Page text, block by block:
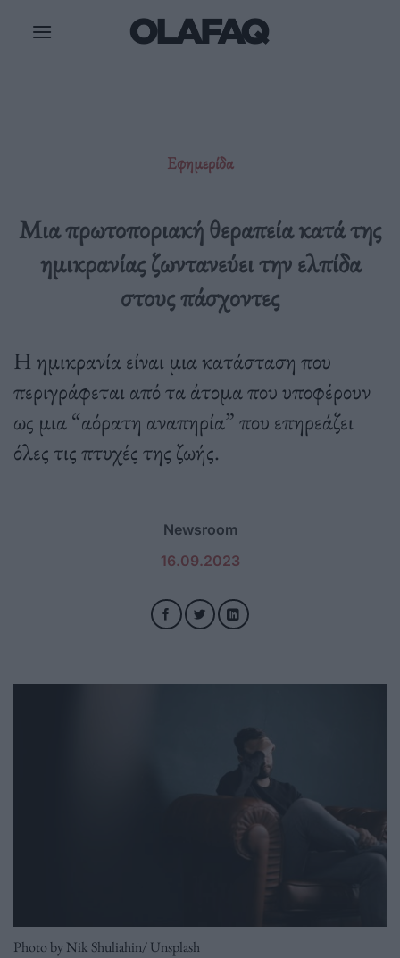
Εφημερίδα
Μια πρωτοποριακή θεραπεία κατά της
ημικρανίας ζωντανεύει την ελπίδα
στους πάσχοντες
Η ημικρανία είναι μια κατάσταση που
περιγράφεται από τα άτομα που υποφέρουν
ως μια “αόρατη αναπηρία” που επηρεάζει
όλες τις πτυχές της ζωής.
Newsroom
16.09.2023
Photo by Nik Shuliahin/ Unsplash